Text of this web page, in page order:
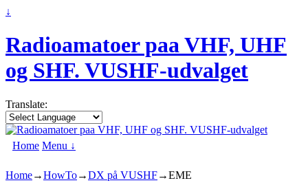
↓
Radioamatoer paa VHF, UHF
og SHF. VUSHF-udvalget
Translate:
Home Menu ↓
Home→HowTo→DX på VUSHF→EME